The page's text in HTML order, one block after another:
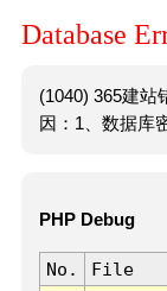
Database
(1040) 365建站
因：1、数据库
PHP Debug
No. File